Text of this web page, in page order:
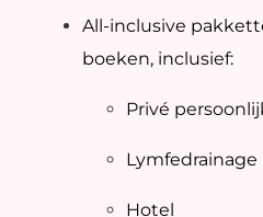
All-inclusive
boeken, inclusief:
Privé
Lymfedrainage
Hotel